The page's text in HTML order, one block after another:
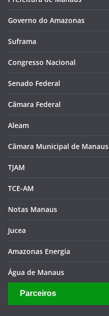
Governo do Amazonas
Suframa
Congresso Nacional
Senado Federal
Câmara Federal
Aleam
Câmara Municipal de Manaus
TJAM
TCE-AM
Notas Manaus
Jucea
Amazonas Energia
Água de Manaus
Parceiros